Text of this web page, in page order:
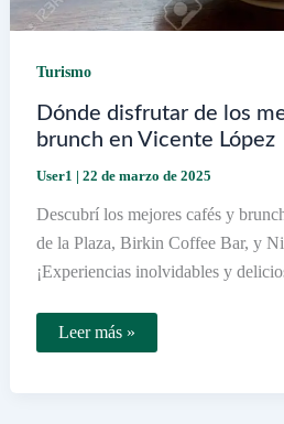
Turismo
Dónde disfrutar de los
brunch en Vicente López
User1 | 22 de marzo de 2025
Descubrí los mejores cafés y
de la Plaza, Birkin Coffee Bar, y
¡Experiencias inolvidables y
Dónde
disfrutar
Leer más »